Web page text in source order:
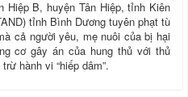
Hiệp B, huyện Tân Hiệp, tỉnh Kiên
tỉnh Bình Dương tuyên phạt tù
cả người yêu, mẹ nuôi của bị hại
cơ gây án của hung thủ với thủ
hành vi “hiếp dâm”.